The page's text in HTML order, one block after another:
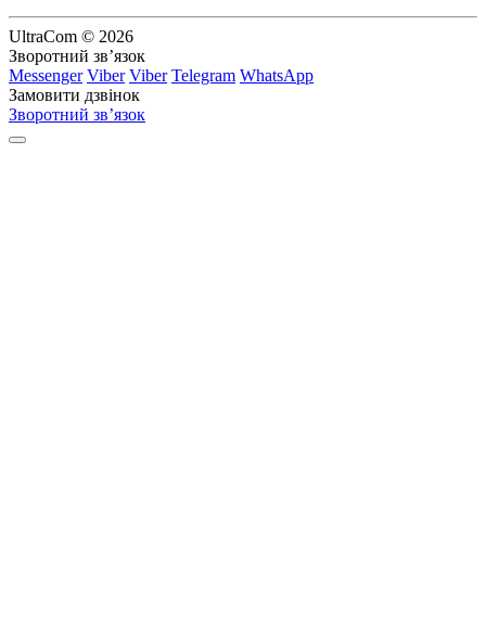
UltraCom © 2026
Зворотний зв’язок
Messenger Viber Viber Telegram WhatsApp
Замовити дзвінок
Зворотний зв’язок